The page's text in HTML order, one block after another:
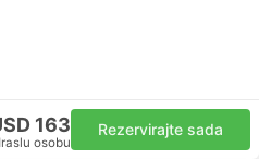
163
osobu
Rezervirajte sada